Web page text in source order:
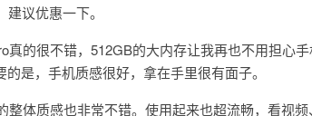
议优惠一下。
的很不错，512GB的大内存让我再也不用担心
是，手机质感很好，拿在手里很有面子。
体质感也非常不错。使用起来也超流畅，看视